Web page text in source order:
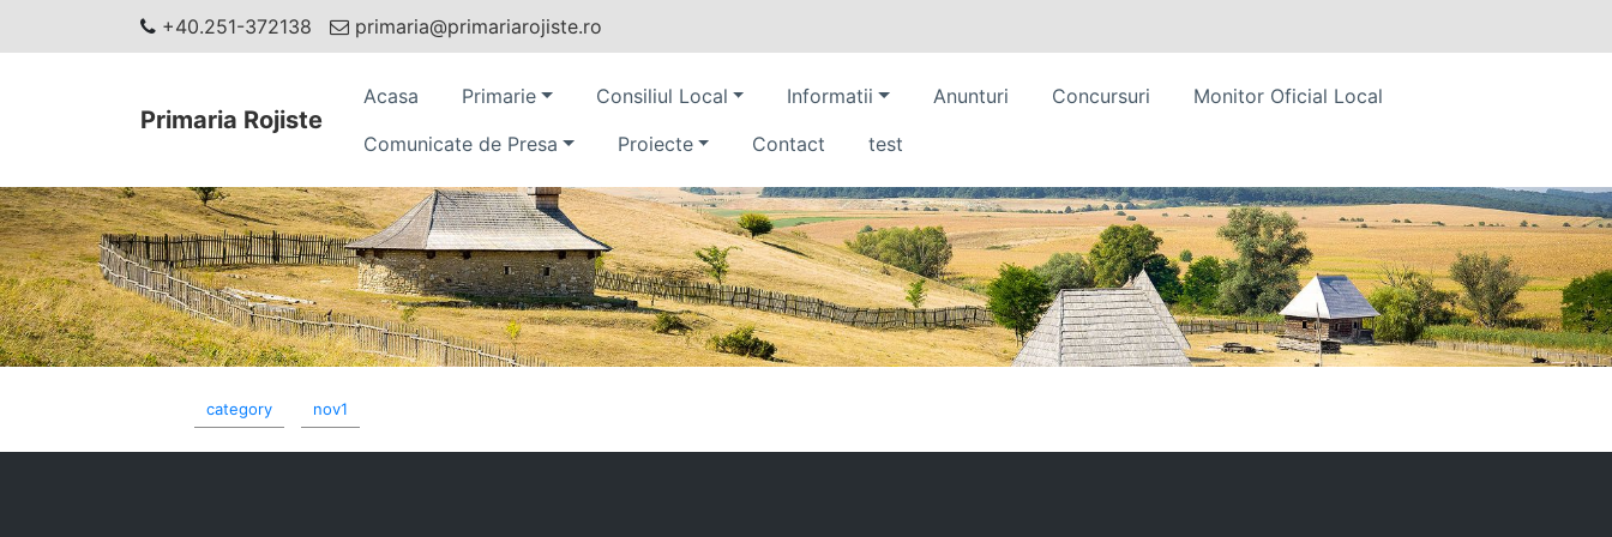
+40.251-372138 primaria@primariarojiste.ro
Primaria Rojiste
Acasa Primarie Consiliul Local Informatii Anunturi Concursuri
Monitor Oficial Local
Comunicate de Presa
Proiecte Contact test
category nov1